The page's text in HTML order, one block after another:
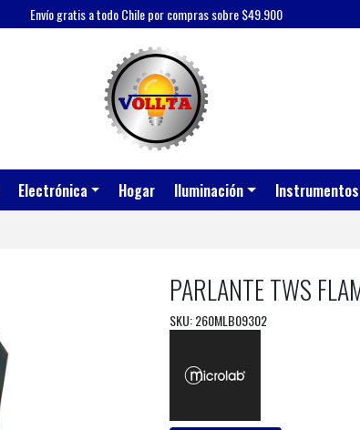
Envío gratis a todo Chile por compras sobre $49.900
Electrónica Hogar Iluminación Instrumentos
PARLANTE TWS
SKU: 260MLB09302